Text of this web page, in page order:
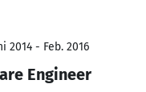
2014 - Feb. 2016
Engineer